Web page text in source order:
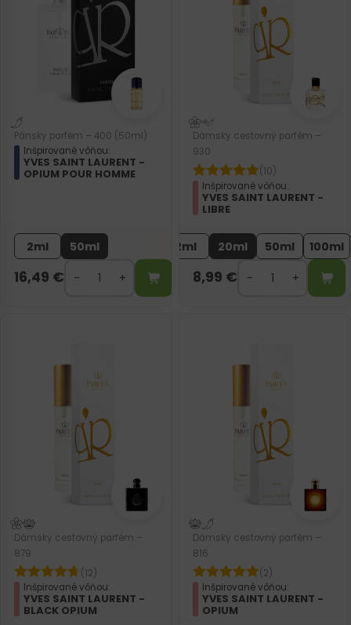
Pánsky parfém – 400 (50ml)
Inšpirované vôňou:
YVES SAINT LAURENT -
OPIUM POUR HOMME
2ml 50ml
16,49 €
Dámsky cestovný parfém –
930
(10)
Inšpirované vôňou:
YVES SAINT LAURENT -
LIBRE
2ml 20ml 50ml 100ml
8,99 €
Dámsky cestovný parfém –
879
(12)
Inšpirované vôňou:
YVES SAINT LAURENT -
BLACK OPIUM
Dámsky cestovný parfém –
816
(2)
Inšpirované vôňou:
YVES SAINT LAURENT -
OPIUM